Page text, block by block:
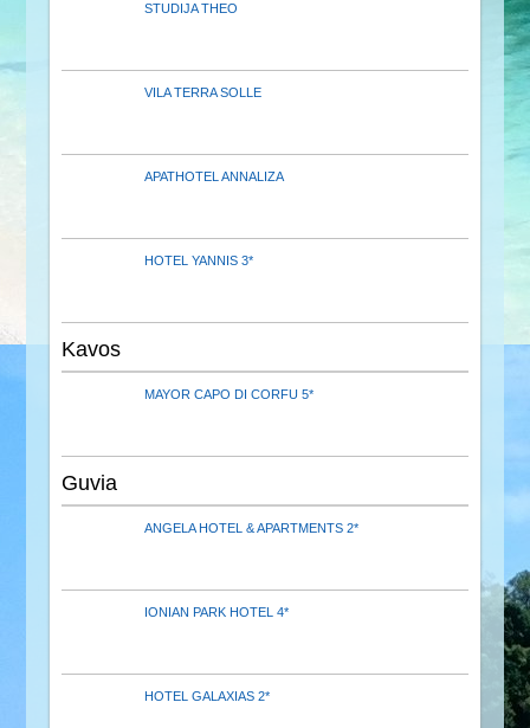
STUDIJA THEO
VILA TERRA SOLLE
APATHOTEL ANNALIZA
HOTEL YANNIS 3*
Kavos
MAYOR CAPO DI CORFU 5*
Guvia
ANGELA HOTEL & APARTMENTS 2*
IONIAN PARK HOTEL 4*
HOTEL GALAXIAS 2*